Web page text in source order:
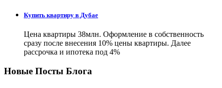
Купить квартиру в Дубае
Цена квартиры 38млн. Оформление в собственность
сразу после внесения 10% цены квартиры. Далее
рассрочка и ипотека под 4%
Новые Посты Блога